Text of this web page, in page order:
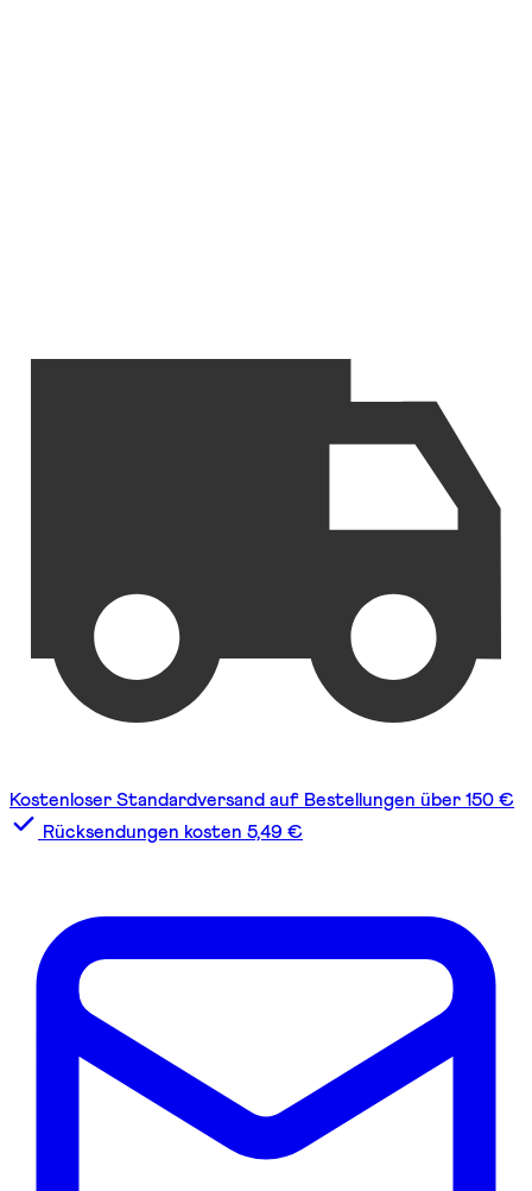
Kostenloser Standardversand auf Bestellungen über 150 €
Rücksendungen kosten 5,49 €